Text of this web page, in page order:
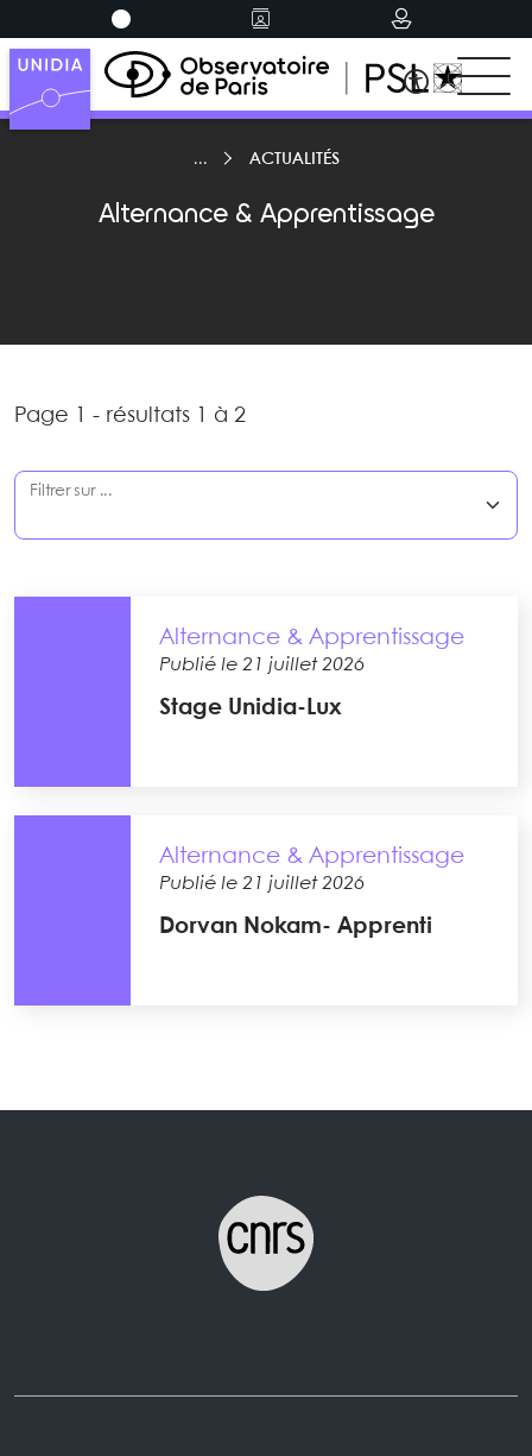
ACTUALITÉS
Alternance & Apprentissage
Page 1 - résultats 1 à 2
Filtrer sur ...
Alternance & Apprentissage
Publié le 21 juillet 2026
Stage Unidia-Lux
Alternance & Apprentissage
Publié le 21 juillet 2026
Dorvan Nokam- Apprenti